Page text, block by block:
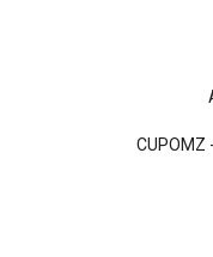
CUPOMZ